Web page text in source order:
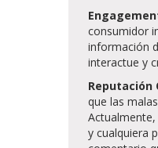
consumidor
información
interactue y
Reputación
que las
y cualquiera